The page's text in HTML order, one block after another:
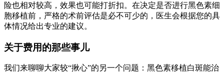
险也相对较高，效果也可能打折扣。在决定是否进行黑色素细
胞移植前，严格的术前评估是必不可少的，医生会根据您的具
体情况给出专业的建议。
关于费用的那些事儿
我们来聊聊大家较“揪心”的另一个问题：黑色素移植白斑能治